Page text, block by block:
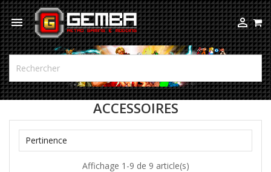
 
ACCESSOIRES
Pertinence
Affichage 1-9 de 9 article(s)